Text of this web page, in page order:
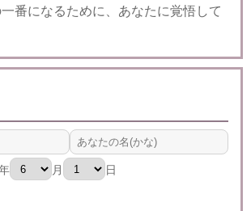
一番になるために、あなたに覚悟して
月
日